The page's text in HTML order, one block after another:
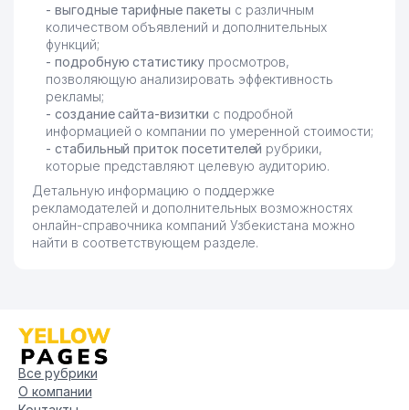
- выгодные тарифные пакеты с различным
количеством объявлений и дополнительных
функций;
- подробную статистикупросмотров,
позволяющую анализировать эффективность
рекламы;
- создание сайта-визитки с подробной
информацией о компании по умеренной стоимости;
- стабильный приток посетителей рубрики,
которые представляют целевую аудиторию.
Детальную информацию о поддержке
рекламодателей и дополнительных возможностях
онлайн-справочника компаний Узбекистана можно
найти в соответствующем разделе.
Все рубрики
О компании